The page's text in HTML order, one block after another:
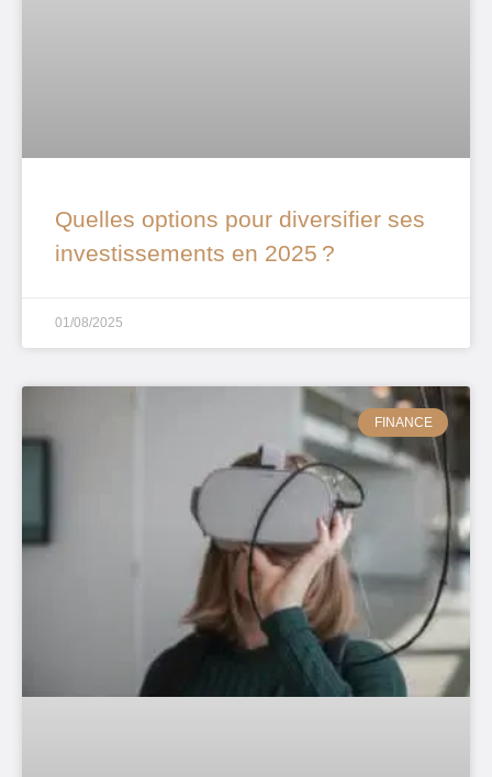
Quelles options pour diversifier ses
investissements en 2025 ?
01/08/2025
FINANCE